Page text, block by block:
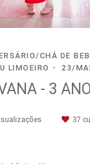
CHÁ DE
LIMOEIRO
23/
- 3
37